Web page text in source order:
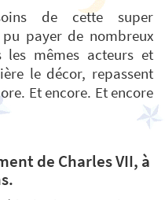
de cette super
payer de nombreux
mêmes acteurs et
le décor, repassent
Et encore. Et encore
de Charles VII, à